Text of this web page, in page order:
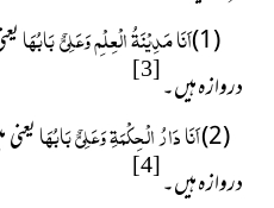
(1) اَنَا مَدِیْنَۃُ الْعِلْمِ وَعَلِیٌّ بَابُھَا
دروازہ ہیں۔[3]
(2) اَنَا دَارُ الْحِکْمَۃِ وَعَلِیٌّ بَابُھَا
دروازہ ہیں۔[4]